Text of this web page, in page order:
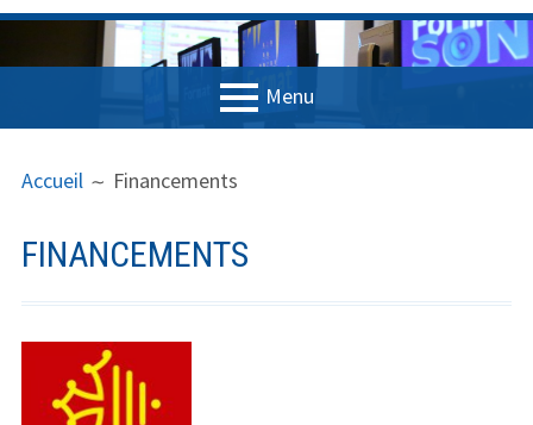
Menu
PRINCIPAL
Formations SON
Musicien.ne chanteur.se en home-
studio
D'ARIANE
Accueil Financements
FINANCEMENTS